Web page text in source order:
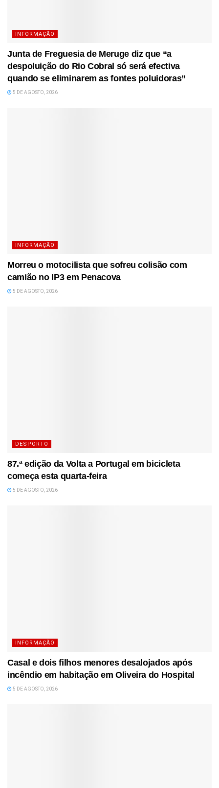
INFORMAÇÃO
Junta de Freguesia de Meruge diz que “a
despoluição do Rio Cobral só será efectiva
quando se eliminarem as fontes poluidoras”
5 DE AGOSTO, 2026
INFORMAÇÃO
Morreu o motocilista que sofreu colisão com
camião no IP3 em Penacova
5 DE AGOSTO, 2026
DESPORTO
87.ª edição da Volta a Portugal em bicicleta
começa esta quarta-feira
5 DE AGOSTO, 2026
INFORMAÇÃO
Casal e dois filhos menores desalojados após
incêndio em habitação em Oliveira do Hospital
5 DE AGOSTO, 2026